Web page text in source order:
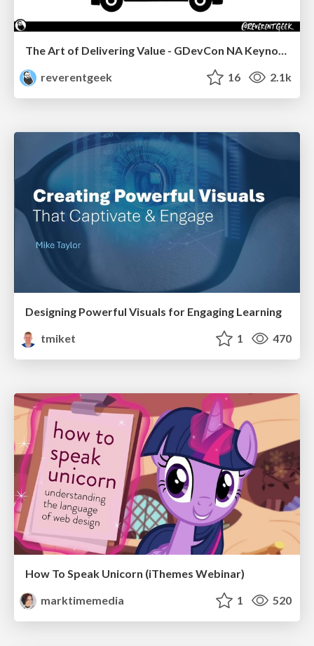
The Art of Delivering Value - GDevCon NA Keynote
reverentgeek
16 2.1k
Designing Powerful Visuals for Engaging Learning
tmiket
1 470
How To Speak Unicorn (iThemes Webinar)
marktimemedia
1 520